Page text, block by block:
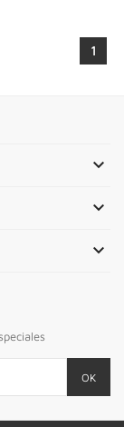
1


